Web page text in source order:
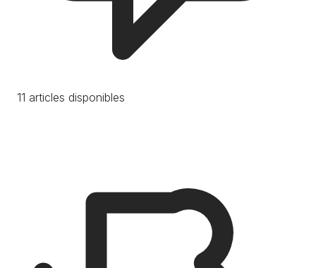
11 articles disponibles